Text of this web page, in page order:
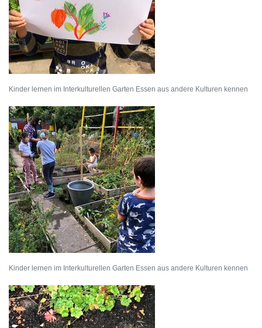
Kinder lernen im Interkulturellen Garten Essen aus andere Kulturen kennen
Kinder lernen im Interkulturellen Garten Essen aus andere Kulturen kennen